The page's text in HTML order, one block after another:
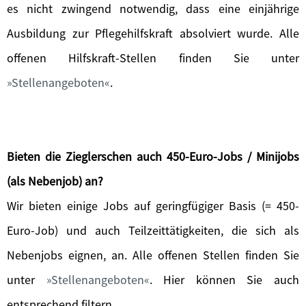
es nicht zwingend notwendig, dass eine einjährige
Ausbildung zur Pflegehilfskraft absolviert wurde. Alle
offenen Hilfskraft-Stellen finden Sie unter
Stellenangeboten .
Bieten die Zieglerschen auch 450-Euro-Jobs / Minijobs
(als Nebenjob) an?
Wir bieten einige Jobs auf geringfügiger Basis (= 450-
Euro-Job) und auch Teilzeittätigkeiten, die sich als
Nebenjobs eignen, an. Alle offenen Stellen finden Sie
unter
Stellenangeboten . Hier können Sie auch